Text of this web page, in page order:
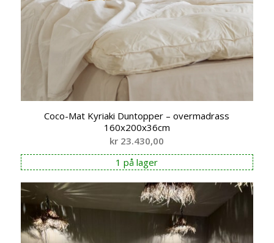
Coco-Mat Kyriaki Duntopper – overmadrass
160x200x36cm
kr 23.430,00
1 på lager